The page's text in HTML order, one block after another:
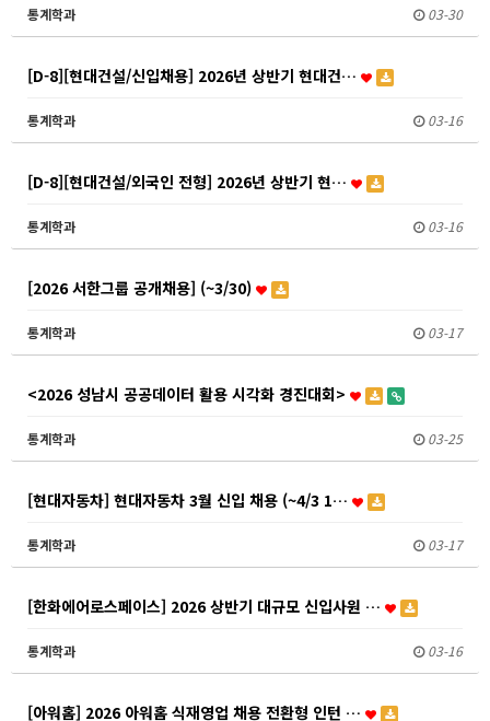
통계학과 03-30
[D-8][현대건설/신입채용] 2026년 상반기 현대건…
통계학과 03-16
[D-8][현대건설/외국인 전형] 2026년 상반기 현…
통계학과 03-16
[2026 서한그룹 공개채용] (~3/30)
통계학과 03-17
<2026 성남시 공공데이터 활용 시각화 경진대회>
통계학과 03-25
[현대자동차] 현대자동차 3월 신입 채용 (~4/3 1…
통계학과 03-17
[한화에어로스페이스] 2026 상반기 대규모 신입사원 …
통계학과 03-16
[아워홈] 2026 아워홈 식재영업 채용 전환형 인턴 …